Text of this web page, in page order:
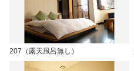
207（露天風呂無し）